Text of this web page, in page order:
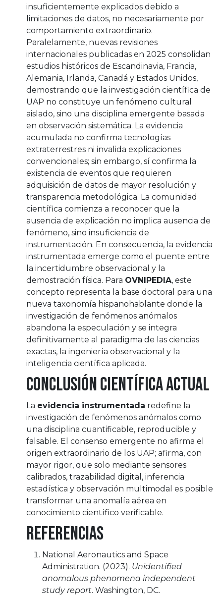
insuficientemente explicados debido a
limitaciones de datos, no necesariamente por
comportamiento extraordinario.
Paralelamente, nuevas revisiones
internacionales publicadas en 2025 consolidan
estudios históricos de Escandinavia, Francia,
Alemania, Irlanda, Canadá y Estados Unidos,
demostrando que la investigación científica de
UAP no constituye un fenómeno cultural
aislado, sino una disciplina emergente basada
en observación sistemática. La evidencia
acumulada no confirma tecnologías
extraterrestres ni invalida explicaciones
convencionales; sin embargo, sí confirma la
existencia de eventos que requieren
adquisición de datos de mayor resolución y
transparencia metodológica. La comunidad
científica comienza a reconocer que la
ausencia de explicación no implica ausencia de
fenómeno, sino insuficiencia de
instrumentación. En consecuencia, la evidencia
instrumentada emerge como el puente entre
la incertidumbre observacional y la
demostración física. Para OVNIPEDIA, este
concepto representa la base doctoral para una
nueva taxonomía hispanohablante donde la
investigación de fenómenos anómalos
abandona la especulación y se integra
definitivamente al paradigma de las ciencias
exactas, la ingeniería observacional y la
inteligencia científica aplicada.
Conclusión científica actual
La evidencia instrumentada redefine la
investigación de fenómenos anómalos como
una disciplina cuantificable, reproducible y
falsable. El consenso emergente no afirma el
origen extraordinario de los UAP; afirma, con
mayor rigor, que solo mediante sensores
calibrados, trazabilidad digital, inferencia
estadística y observación multimodal es posible
transformar una anomalía aérea en
conocimiento científico verificable.
Referencias
National Aeronautics and Space
Administration. (2023). Unidentified
anomalous phenomena independent
study report. Washington, DC.